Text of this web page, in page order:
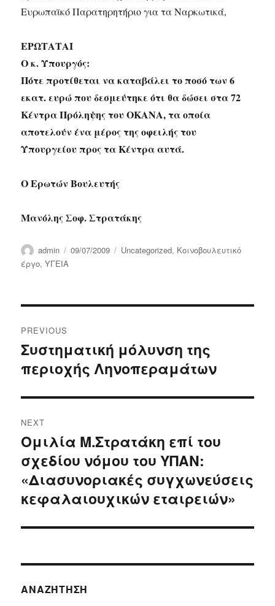
Ευρωπαϊκό Παρατηρητήριο για τα Ναρκωτικά,
ΕΡΩΤΑΤΑΙ
Ο κ. Υπουργός:
Πότε προτίθεται να καταβάλει το ποσό των 6
εκατ. ευρώ που δεσμεύτηκε ότι θα δώσει στα 72
Κέντρα Πρόληψης του ΟΚΑΝΑ, τα οποία
αποτελούν ένα μέρος της οφειλής του
Υπουργείου προς τα Κέντρα αυτά.
Ο Ερωτών Βουλευτής
Μανόλης Σοφ. Στρατάκης
Author
admin
Posted
09/07/2009 Categories
Uncategorized, Κοινοβουλευτικό
έργο,ΥΓΕΙΑ
navigation
PREVIOUS
Previous
post:
Συστηματική μόλυνση της
περιοχής Ληνοπεραμάτων
NEXT
Next
post:
Ομιλία Μ.Στρατάκη επί του
σχεδίου νόμου του ΥΠΑΝ:
«Διασυνοριακές συγχωνεύσεις
κεφαλαιουχικών εταιρειών»
ΑΝΑΖΉΤΗΣΗ